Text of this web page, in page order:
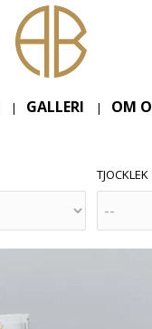
| GALLERI | OM
TJOCKLEK